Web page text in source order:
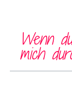
Wenn
mich